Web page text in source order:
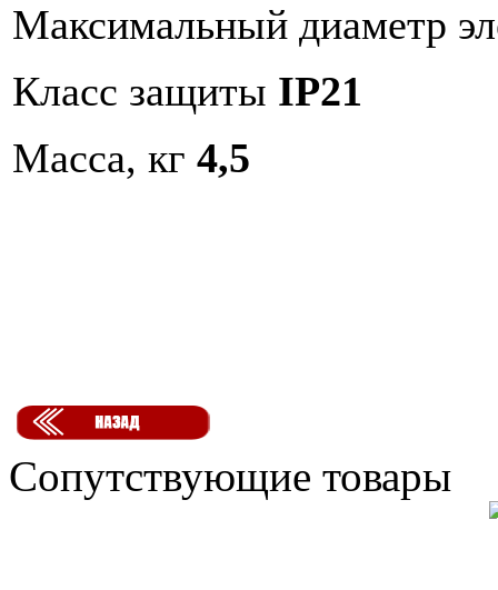
Максимальный диаметр
Класс защиты IP21
Масса, кг 4,5
Сопутствующие товары